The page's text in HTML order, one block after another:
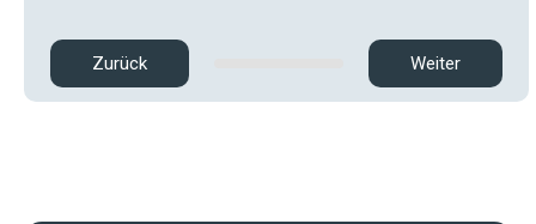
Zurück Weiter